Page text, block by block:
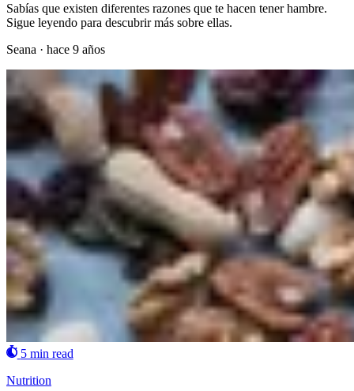
Sabías que existen diferentes razones que te hacen tener hambre.
Sigue leyendo para descubrir más sobre ellas.
Seana · hace 9 años
5 min read
Nutrition